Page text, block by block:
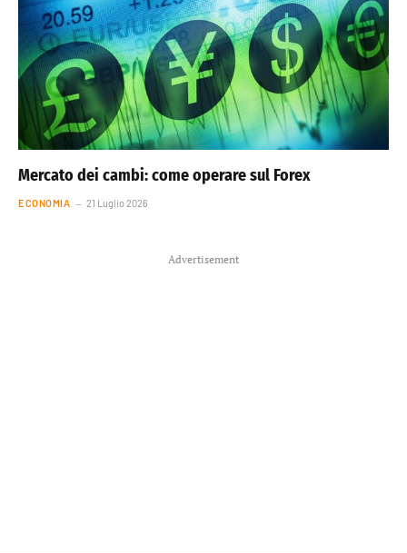
Mercato dei cambi: come operare sul Forex
ECONOMIA 21 Luglio 2026
Advertisement